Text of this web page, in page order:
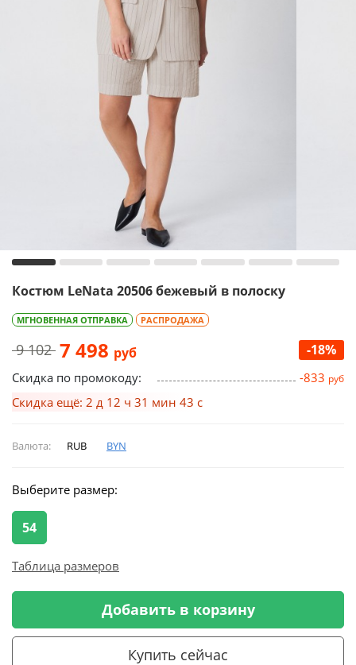
Костюм LeNata 20506 бежевый в полоску
МГНОВЕННАЯ ОТПРАВКА РАСПРОДАЖА
9 102 7 498 руб -18%
Скидка по промокоду: -833 руб
Скидка ещё: 2 д 12 ч 31 мин 42 с
Валюта: RUB BYN
Выберите размер:
54
Таблица размеров
Добавить в корзину
Купить сейчас